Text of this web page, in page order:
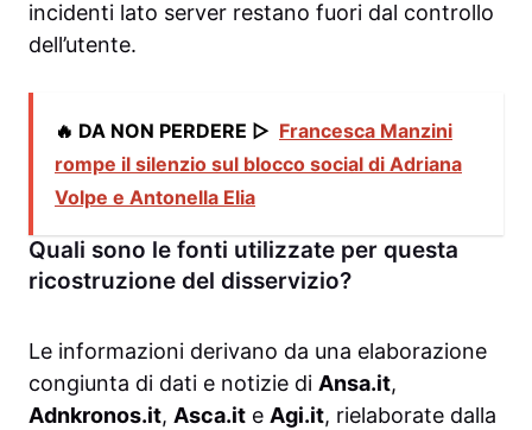
incidenti lato server restano fuori dal controllo
dell’utente.
🔥 DA NON PERDERE ▷ Francesca Manzini
rompe il silenzio sul blocco social di Adriana
Volpe e Antonella Elia
Quali sono le fonti utilizzate per questa
ricostruzione del disservizio?
Le informazioni derivano da una elaborazione
congiunta di dati e notizie di Ansa.it,
Adnkronos.it, Asca.it e Agi.it, rielaborate dalla